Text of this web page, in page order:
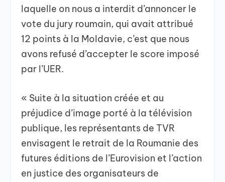
laquelle on nous a interdit d’annoncer le
vote du jury roumain, qui avait attribué
12 points à la Moldavie, c’est que nous
avons refusé d’accepter le score imposé
par l’UER.
« Suite à la situation créée et au
préjudice d’image porté à la télévision
publique, les représentants de TVR
envisagent le retrait de la Roumanie des
futures éditions de l’Eurovision et l’action
en justice des organisateurs de